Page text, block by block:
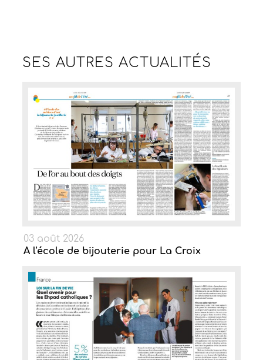
SES AUTRESACTUALITÉS
03 août 2026
A l'école de bijouterie pour La Croix